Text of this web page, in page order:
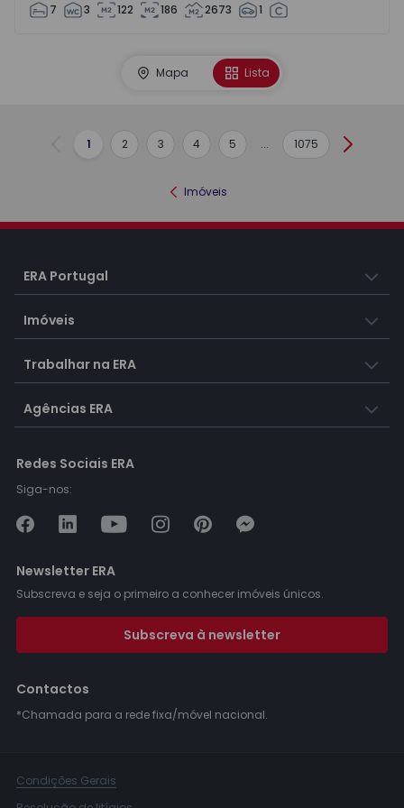
7 3 122 186 2673 1
Mapa Lista
Anterior
1 2 3 4 5 ... 1075
Imóveis
ERA Portugal
Imóveis
Trabalhar na ERA
Agências ERA
Redes Sociais ERA
Siga-nos:
Newsletter ERA
Subscreva e seja o primeiro a conhecer imóveis únicos.
Subscreva à newsletter
Contactos
*Chamada para a rede fixa/móvel nacional.
Condições Gerais